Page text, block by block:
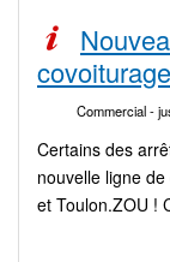
Commercial-
Certains des
nouvelle ligne
et Toulon.ZOU !